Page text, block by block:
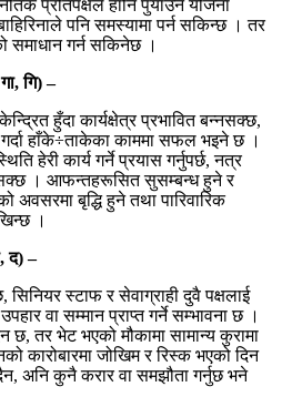
प्रतिपक्षले हानि पुर्याउने योजना
पनि समस्यामा पर्न सकिन्छ । तर
समाधान गर्न सकिनेछ ।
गि) –
हुँदा कार्यक्षेत्र प्रभावित बन्नसक्छ,
हाँके÷ताकेका काममा सफल भइने छ ।
हेरी कार्य गर्ने प्रयास गर्नुपर्छ, नत्र
। आफन्तहरूसित सुसम्बन्ध हुने र
अवसरमा बृद्धि हुने तथा पारिवारिक
।
द) –
स्टाफ र सेवाग्राही दुवै पक्षलाई
वा सम्मान प्राप्त गर्ने सम्भावना छ ।
छ, तर भेट भएको मौकामा सामान्य कुरामा
कारोबारमा जोखिम र रिस्क भएको दिन
अनि कुनै करार वा समझौता गर्नुछ भने